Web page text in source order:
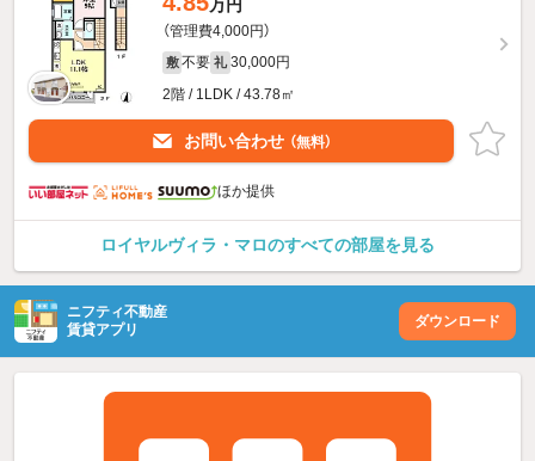
万円
（管理費4,000円）
敷 不要 礼 30,000円
2階 / 1LDK / 43.78㎡
お問い合わせ （無料）
ほか提供
ロイヤルヴィラ・マロのすべての部屋を見る
ニフティ不動産
賃貸アプリ
ダウンロード